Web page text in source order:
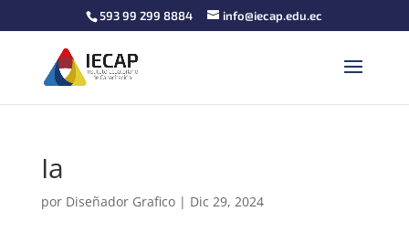
593 99 299 8884 info@iecap.edu.ec
Ia
por Diseñador Grafico| Dic 29, 2024